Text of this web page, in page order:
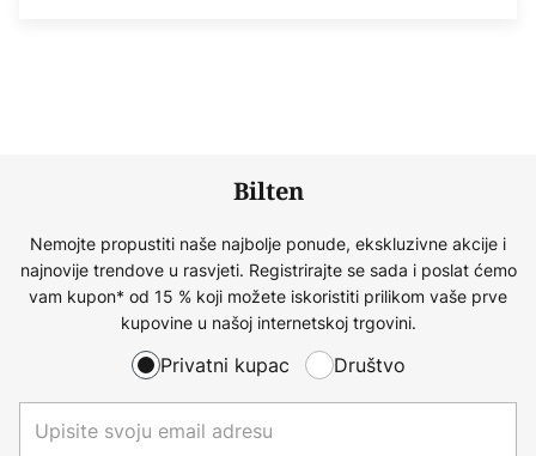
Bilten
Nemojte propustiti naše najbolje ponude, ekskluzivne akcije i
najnovije trendove u rasvjeti. Registrirajte se sada i poslat ćemo
vam kupon* od 15 % koji možete iskoristiti prilikom vaše prve
kupovine u našoj internetskoj trgovini.
Privatni kupac Društvo